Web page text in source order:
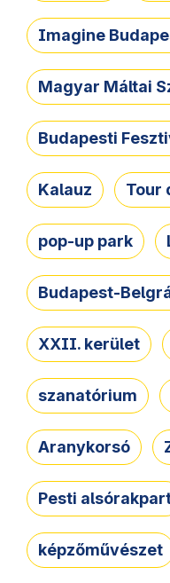
Imagine
Magyar Máltai
Budapesti
Kalauz Tour
pop-up park
Budapest-
XXII. kerület
szanatórium
Aranykorsó
Pesti
képzőművészet